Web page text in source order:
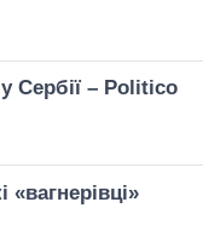
Сербії – Politico